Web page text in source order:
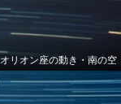
オリオン座の動き・南の空